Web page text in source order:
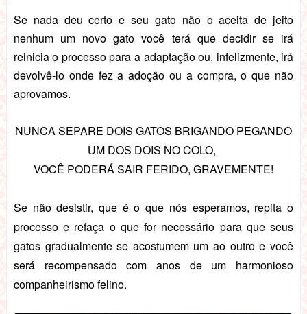
Se nada deu certo e seu gato não o aceita de jeito
nenhum um novo gato você terá que decidir se irá
reinicia o processo para a adaptação ou, infelizmente, irá
devolvê-lo onde fez a adoção ou a compra, o que não
aprovamos.
NUNCA SEPARE DOIS GATOS BRIGANDO PEGANDO
UM DOS DOIS NO COLO,
VOCÊ PODERÁ SAIR FERIDO, GRAVEMENTE!
Se não desistir, que é o que nós esperamos, repita o
processo e refaça o que for necessário para que seus
gatos gradualmente se acostumem um ao outro e você
será recompensado com anos de um harmonioso
companheirismo felino.